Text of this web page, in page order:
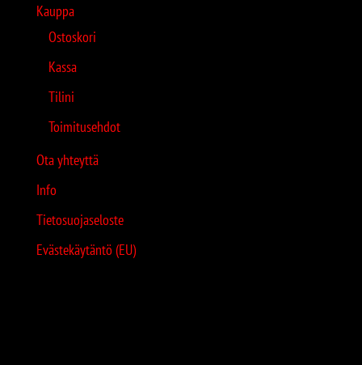
Kauppa
Ostoskori
Kassa
Tilini
Toimitusehdot
Ota yhteyttä
Info
Tietosuojaseloste
Evästekäytäntö (EU)